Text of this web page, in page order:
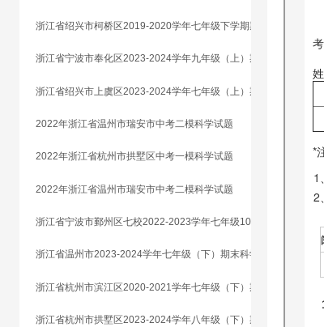
浙江省绍兴市柯桥区2019-2020学年七年级下学期期末科学试题
浙江省宁波市奉化区2023-2024学年九年级（上）期末科学试题
浙江省绍兴市上虞区2023-2024学年七年级（上）期末科学试题
2022年浙江省温州市瑞安市中考二模科学试题
2022年浙江省杭州市拱墅区中考一模科学试题
2022年浙江省温州市瑞安市中考二模科学试题
浙江省温州市2023-2024学年七年级（下）期末科学试题
浙江省杭州市滨江区2020-2021学年七年级（下）期末科学试题
浙江省杭州市拱墅区2023-2024学年八年级（下）期末科学试题